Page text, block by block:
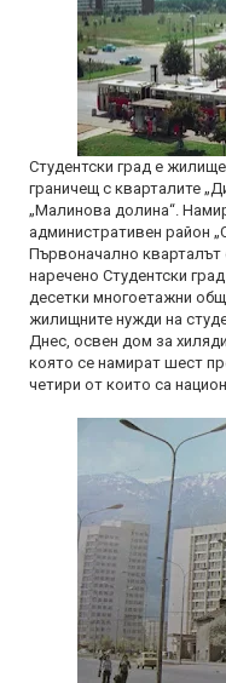
Студентски град е
граничещ с кварталите
„Малинова долина“.
административен район
Първоначално кварталът
наречено Студентски
десетки многоетажни
жилищните нужди на
Днес, освен дом за
която се намират шест
четири от които са